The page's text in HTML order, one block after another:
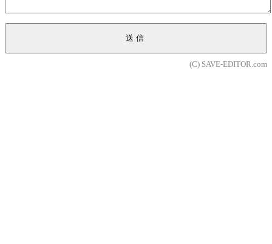
送信
(C) SAVE-EDITOR.com